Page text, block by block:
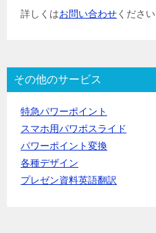
詳しくはお問い合わせください
その他のサービス
特急パワーポイント
スマホ用パワポスライド
パワーポイント変換
各種デザイン
プレゼン資料英語翻訳